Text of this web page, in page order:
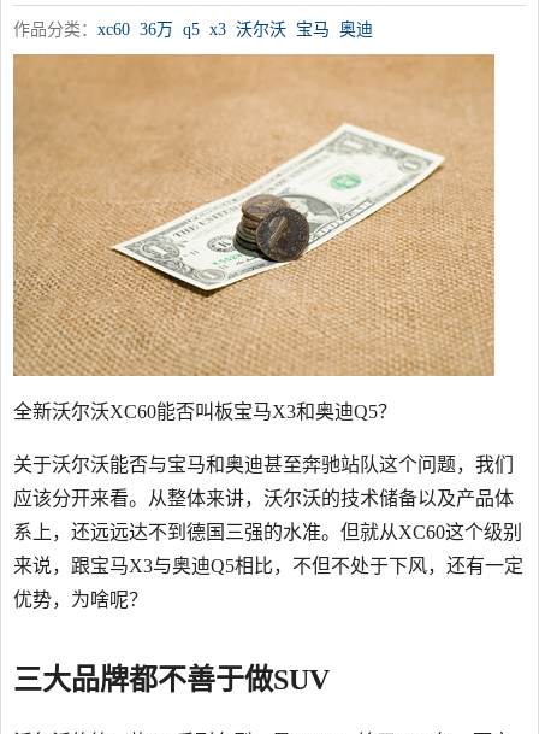
作品分类： xc60 36万 q5 x3 沃尔沃 宝马 奥迪
全新沃尔沃XC60能否叫板宝马X3和奥迪Q5？
关于沃尔沃能否与宝马和奥迪甚至奔驰站队这个问题，我们
应该分开来看。从整体来讲，沃尔沃的技术储备以及产品体
系上，还远远达不到德国三强的水准。但就从XC60这个级别
来说，跟宝马X3与奥迪Q5相比，不但不处于下风，还有一定
优势，为啥呢？
三大品牌都不善于做SUV